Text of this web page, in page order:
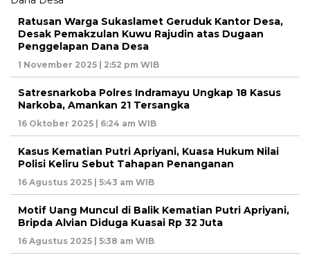
Ratusan Warga Sukaslamet Geruduk Kantor Desa,
Desak Pemakzulan Kuwu Rajudin atas Dugaan
Penggelapan Dana Desa
1 November 2025 | 2:52 pm WIB
Satresnarkoba Polres Indramayu Ungkap 18 Kasus
Narkoba, Amankan 21 Tersangka
16 Oktober 2025 | 6:24 am WIB
Kasus Kematian Putri Apriyani, Kuasa Hukum Nilai
Polisi Keliru Sebut Tahapan Penanganan
16 Agustus 2025 | 5:43 am WIB
Motif Uang Muncul di Balik Kematian Putri Apriyani,
Bripda Alvian Diduga Kuasai Rp 32 Juta
16 Agustus 2025 | 5:38 am WIB